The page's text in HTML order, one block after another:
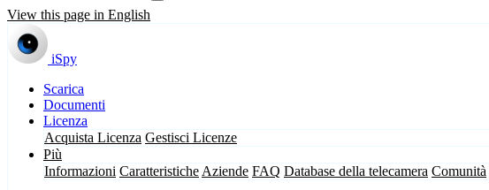
View this page in English
iSpy
Scarica
Documenti
Licenza
Acquista Licenza Gestisci Licenze
Più
Informazioni Caratteristiche Aziende FAQ Database della telecamera Comunità